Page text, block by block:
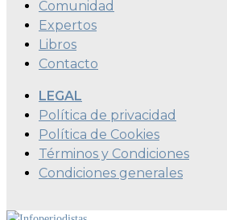
Comunidad
Expertos
Libros
Contacto
LEGAL
Política de privacidad
Política de Cookies
Términos y Condiciones
Condiciones generales